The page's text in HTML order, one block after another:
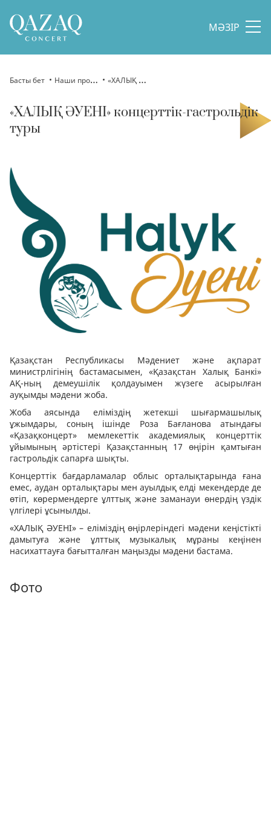
МӘЗІР
Басты бет Наши проекты «ХАЛЫҚ ӘУЕНІ» концерттік-гастрольдік туры
«ХАЛЫҚ ӘУЕНІ» концерттік-гастрольдік
туры
Қазақстан Республикасы Мәдениет және ақпарат
министрлігінің бастамасымен, «Қазақстан Халық Банкі»
АҚ-ның демеушілік қолдауымен жүзеге асырылған
ауқымды мәдени жоба.
Жоба аясында еліміздің жетекші шығармашылық
ұжымдары, соның ішінде Роза Бағланова атындағы
«Қазақконцерт» мемлекеттік академиялық концерттік
ұйымының әртістері Қазақстанның 17 өңірін қамтыған
гастрольдік сапарға шықты.
Концерттік бағдарламалар облыс орталықтарында ғана
емес, аудан орталықтары мен ауылдық елді мекендерде де
өтіп, көрермендерге ұлттық және заманауи өнердің үздік
үлгілері ұсынылды.
«ХАЛЫҚ ӘУЕНІ» – еліміздің өңірлеріндегі мәдени кеңістікті
дамытуға және ұлттық музыкалық мұраны кеңінен
насихаттауға бағытталған маңызды мәдени бастама.
Фото